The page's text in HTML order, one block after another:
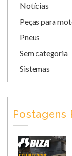
Notícias
Peças para
Pneus
Sem categoria
Sistemas
Postagens